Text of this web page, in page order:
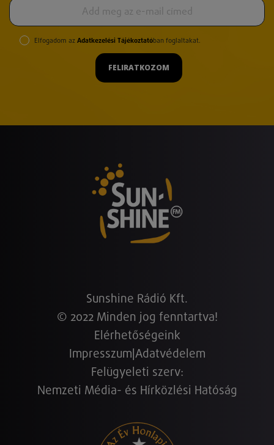
Elfogadom az Adatkezelési Tájékoztatóban foglaltakat.
FELIRATKOZOM
Sunshine Rádió Kft.
© 2022 Minden jog fenntartva!
Elérhetőségeink
Impresszum Adatvédelem
Felügyeleti szerv:
Nemzeti Média- és Hírközlési Hatóság